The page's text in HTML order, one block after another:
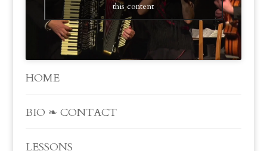
this content
HOME
BIO ❧ CONTACT
LESSONS